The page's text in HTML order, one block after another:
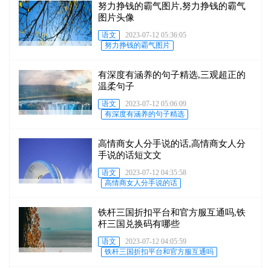
努力挣钱的霸气图片,努力挣钱的霸气
图片头像
语文
2023-07-12 05:36:05
努力挣钱的霸气图片
有深度有涵养的句子精选,三观超正的
温柔句子
语文
2023-07-12 05:06:09
有深度有涵养的句子精选
高情商女人分手说的话,高情商女人分
手说的话短文文
语文
2023-07-12 04:35:58
高情商女人分手说的话
铁杆三国折扣平台和官方服互通吗,铁
杆三国兑换码有哪些
语文
2023-07-12 04:05:59
铁杆三国折扣平台和官方服互通吗